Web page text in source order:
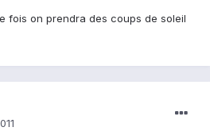
fois on prendra des coups de soleil